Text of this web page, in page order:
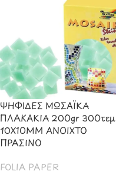
ΨΗΦΙΔΕΣ ΜΩΣΑΪΚΑ
ΠΛΑΚΑΚΙΑ 200gr 300τεμ
10X10MM ΑΝΟΙΧΤΟ
ΠΡΑΣΙΝΟ
FOLIA PAPER